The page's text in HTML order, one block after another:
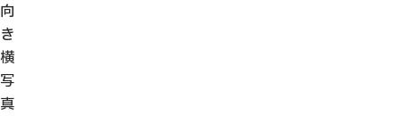
向
き
横
写
真